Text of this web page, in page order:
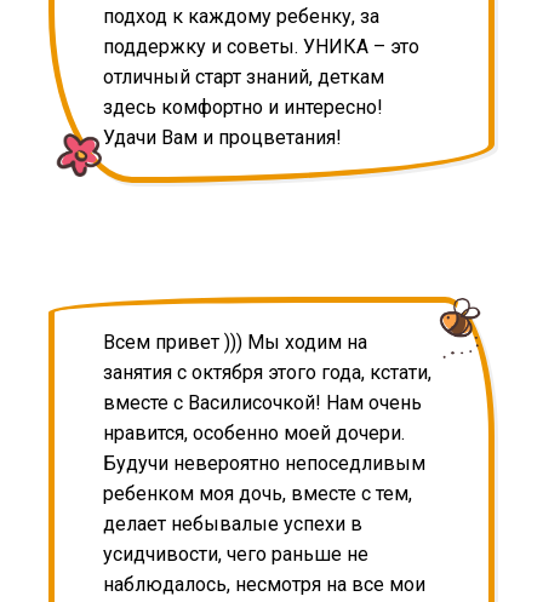
подход к каждому ребенку, за
поддержку и советы. УНИКА – это
отличный старт знаний, деткам
здесь комфортно и интересно!
Удачи Вам и процветания!
Всем привет ))) Мы ходим на
занятия с октября этого года, кстати,
вместе с Василисочкой! Нам очень
нравится, особенно моей дочери.
Будучи невероятно непоседливым
ребенком моя дочь, вместе с тем,
делает небывалые успехи в
усидчивости, чего раньше не
наблюдалось, несмотря на все мои